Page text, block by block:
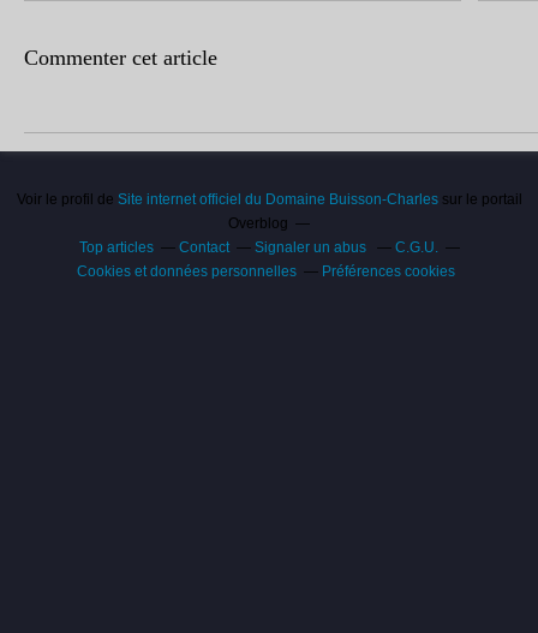
Commenter cet article
Voir le profil de Site internet officiel du Domaine Buisson-Charlessur le portail
Overblog
Top articles
Contact Signaler un abus
C.G.U.
Cookies et données personnelles
Préférences cookies